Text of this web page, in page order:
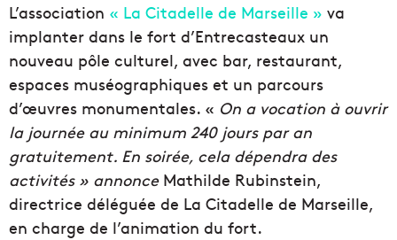
L’association « La Citadelle de Marseille » va
implanter dans le fort d’Entrecasteaux un
nouveau pôle culturel, avec bar, restaurant,
espaces muséographiques et un parcours
d’œuvres monumentales. « On a vocation à ouvrir
la journée au minimum 240 jours par an
gratuitement. En soirée, cela dépendra des
activités » annonce Mathilde Rubinstein,
directrice déléguée de La Citadelle de Marseille,
en charge de l’animation du fort.